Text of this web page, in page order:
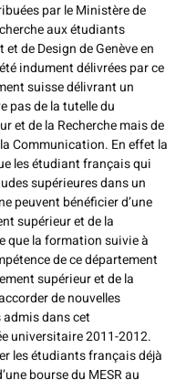
par le Ministère de
aux étudiants
de Design de Genève en
indument délivrées par ce
suisse délivrant un
pas de la tutelle du
et de la Recherche mais de
Communication. En effet la
les étudiant français qui
supérieures dans un
peuvent bénéficier d’une
supérieur et de la
que la formation suivie à
de ce département
supérieur et de la
de nouvelles
dans cet
universitaire 2011-2012.
les étudiants français déjà
bourse du MESR au